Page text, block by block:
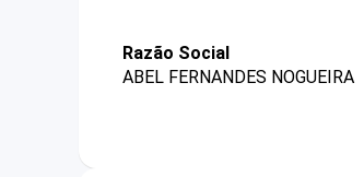
Razão Social
ABEL FERNANDES NOGUEIRA